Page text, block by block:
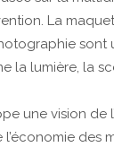
La
sont
la lumière, la
une vision de
des